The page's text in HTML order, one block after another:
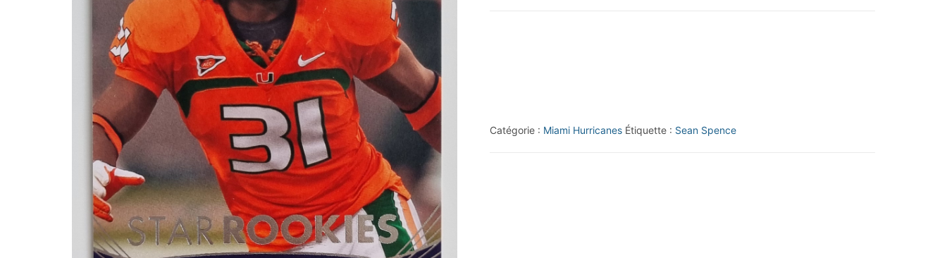
Catégorie : Miami Hurricanes Étiquette : Sean Spence